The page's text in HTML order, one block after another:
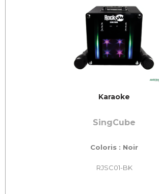
Karaoke
SingCube
Coloris : Noir
RJSC01-BK